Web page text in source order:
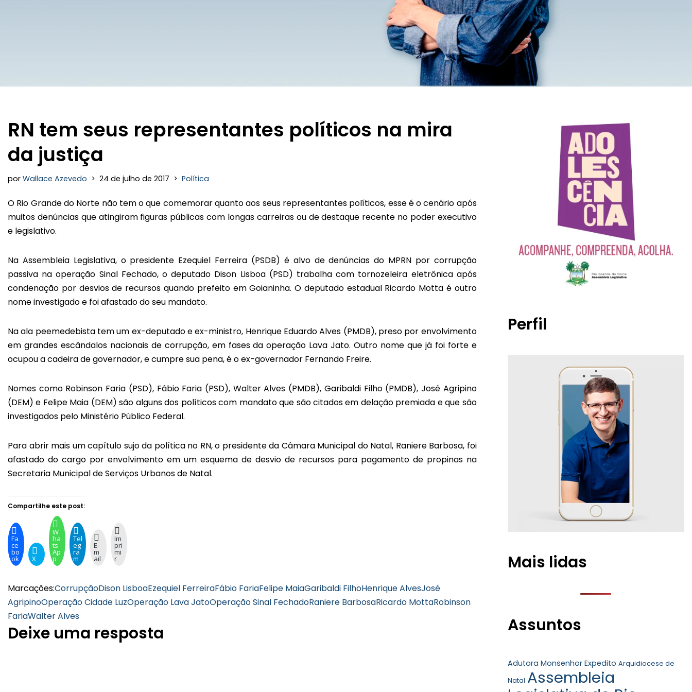
RN tem seus representantes políticos na mira
da justiça
por Wallace Azevedo 24 de julho de 2017 Política
O Rio Grande do Norte não tem o que comemorar quanto aos seus representantes políticos, esse é o cenário após
muitos denúncias que atingiram figuras públicas com longas carreiras ou de destaque recente no poder executivo
e legislativo.
Na Assembleia Legislativa, o presidente Ezequiel Ferreira (PSDB) é alvo de denúncias do MPRN por corrupção
passiva na operação Sinal Fechado, o deputado Dison Lisboa (PSD) trabalha com tornozeleira eletrônica após
condenação por desvios de recursos quando prefeito em Goianinha. O deputado estadual Ricardo Motta é outro
nome investigado e foi afastado do seu mandato.
Na ala peemedebista tem um ex-deputado e ex-ministro, Henrique Eduardo Alves (PMDB), preso por envolvimento
em grandes escândalos nacionais de corrupção, em fases da operação Lava Jato. Outro nome que já foi forte e
ocupou a cadeira de governador, e cumpre sua pena, é o ex-governador Fernando Freire.
Nomes como Robinson Faria (PSD), Fábio Faria (PSD), Walter Alves (PMDB), Garibaldi Filho (PMDB), José Agripino
(DEM) e Felipe Maia (DEM) são alguns dos políticos com mandato que são citados em delação premiada e que são
investigados pelo Ministério Público Federal.
Para abrir mais um capítulo sujo da política no RN, o presidente da Câmara Municipal do Natal, Raniere Barbosa, foi
afastado do cargo por envolvimento em um esquema de desvio de recursos para pagamento de propinas na
Secretaria Municipal de Serviços Urbanos de Natal.
Compartilhe este post:
Fa
ce
bo
ok X
W
ha
ts
Ap
p
Tel
eg
ra
m
E-
m
ail
Im
pri
mi
r
Marcações:CorrupçãoDison LisboaEzequiel FerreiraFábio FariaFelipe MaiaGaribaldi FilhoHenrique AlvesJosé
AgripinoOperação Cidade LuzOperação Lava JatoOperação Sinal FechadoRaniere BarbosaRicardo MottaRobinson
FariaWalter Alves
Deixe uma resposta
Perfil
Mais lidas
Assuntos
Adutora Monsenhor Expedito Arquidiocese de
Natal Assembleia